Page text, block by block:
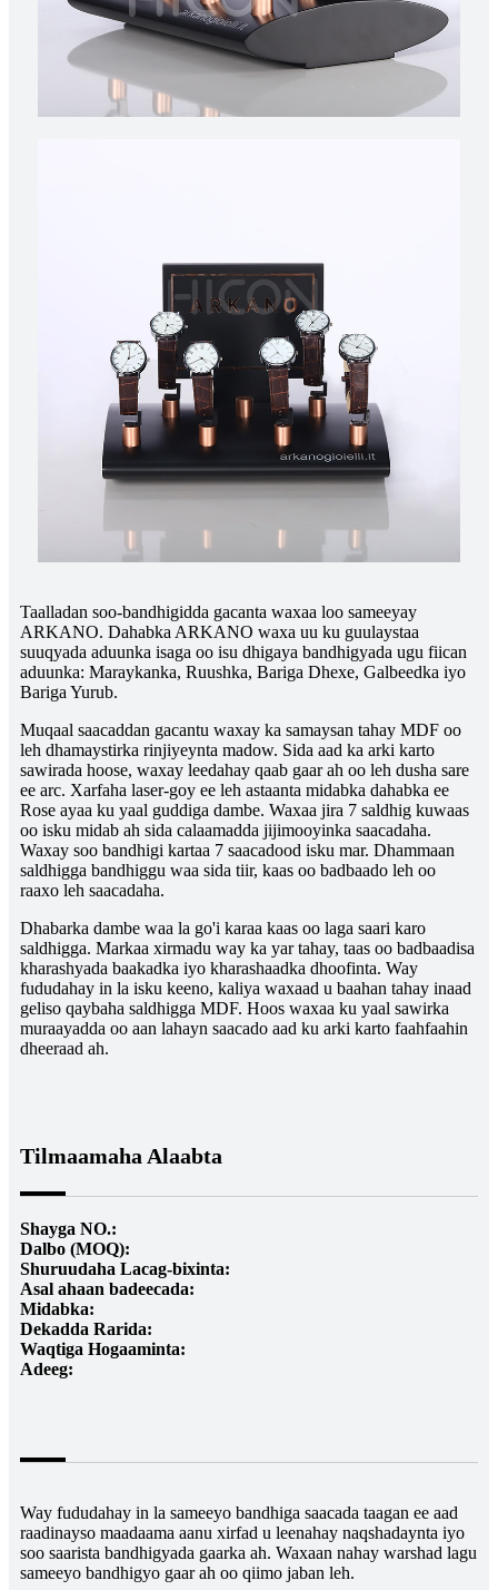
Taalladan soo-bandhigidda gacanta waxaa loo sameeyay
ARKANO. Dahabka ARKANO waxa uu ku guulaystaa
suuqyada aduunka isaga oo isu dhigaya bandhigyada ugu fiican
aduunka: Maraykanka, Ruushka, Bariga Dhexe, Galbeedka iyo
Bariga Yurub.
Muqaal saacaddan gacantu waxay ka samaysan tahay MDF oo
leh dhamaystirka rinjiyeynta madow. Sida aad ka arki karto
sawirada hoose, waxay leedahay qaab gaar ah oo leh dusha sare
ee arc. Xarfaha laser-goy ee leh astaanta midabka dahabka ee
Rose ayaa ku yaal guddiga dambe. Waxaa jira 7 saldhig kuwaas
oo isku midab ah sida calaamadda jijimooyinka saacadaha.
Waxay soo bandhigi kartaa 7 saacadood isku mar. Dhammaan
saldhigga bandhiggu waa sida tiir, kaas oo badbaado leh oo
raaxo leh saacadaha.
Dhabarka dambe waa la go'i karaa kaas oo laga saari karo
saldhigga. Markaa xirmadu way ka yar tahay, taas oo badbaadisa
kharashyada baakadka iyo kharashaadka dhoofinta. Way
fududahay in la isku keeno, kaliya waxaad u baahan tahay inaad
geliso qaybaha saldhigga MDF. Hoos waxaa ku yaal sawirka
muraayadda oo aan lahayn saacado aad ku arki karto faahfaahin
dheeraad ah.
Tilmaamaha Alaabta
Shayga NO.:
Dalbo (MOQ):
Shuruudaha Lacag-bixinta:
Asal ahaan badeecada:
Midabka:
Dekadda Rarida:
Waqtiga Hogaaminta:
Adeeg:
Way fududahay in la sameeyo bandhiga saacada taagan ee aad
raadinayso maadaama aanu xirfad u leenahay naqshadaynta iyo
soo saarista bandhigyada gaarka ah. Waxaan nahay warshad lagu
sameeyo bandhigyo gaar ah oo qiimo jaban leh.